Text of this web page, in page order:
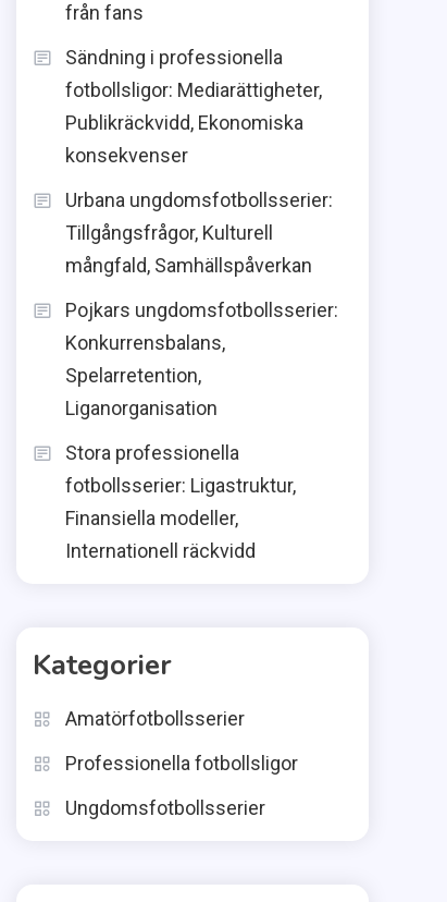
från fans
Sändning i professionella
fotbollsligor: Mediarättigheter,
Publikräckvidd, Ekonomiska
konsekvenser
Urbana ungdomsfotbollsserier:
Tillgångsfrågor, Kulturell
mångfald, Samhällspåverkan
Pojkars ungdomsfotbollsserier:
Konkurrensbalans,
Spelarretention,
Liganorganisation
Stora professionella
fotbollsserier: Ligastruktur,
Finansiella modeller,
Internationell räckvidd
Kategorier
Amatörfotbollsserier
Professionella fotbollsligor
Ungdomsfotbollsserier